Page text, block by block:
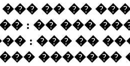
�� ��
: �� ���
: ��� ��
�������